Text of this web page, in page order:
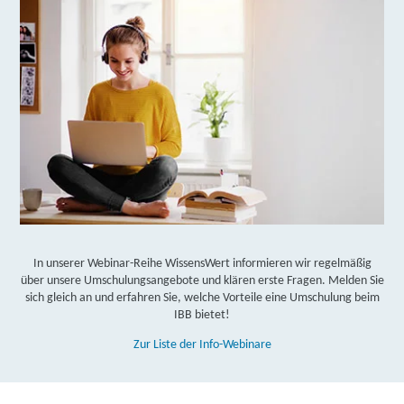
*Zwingende Voraussetzung dafür ist die Zustimmung Ihres
Kostenträgers und Ihrer zuständigen Prüfungskammer.
**Die Auszahlung des Weiterbildungsgeldes obliegt der
Entscheidung durch die Agentur für Arbeit bzw. das Jobcenter.
Gerne unterstützen wir Sie bei der Klärung!
In unserer Webinar-Reihe WissensWert informieren wir regelmäßig
über unsere Umschulungsangebote und klären erste Fragen. Melden Sie
sich gleich an und erfahren Sie, welche Vorteile eine Umschulung beim
IBB bietet!
Zur Liste der Info-Webinare